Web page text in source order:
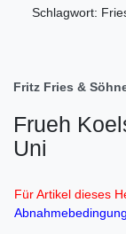
Schlagwort:
Fritz Fries &
Frueh
Uni
Für Artikel dieses